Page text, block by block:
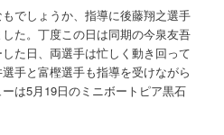
でしょうか、指導に後藤翔之選手
た。丁度この日は同期の今泉友吾
た日、両選手は忙しく動き回って
手と富樫選手も指導を受けながら
は5月19日のミニボートピア黒石